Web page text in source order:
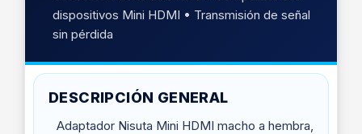
dispositivos Mini HDMI • Transmisión de señal
sin pérdida
DESCRIPCIÓN GENERAL
Adaptador Nisuta Mini HDMI macho a hembra,